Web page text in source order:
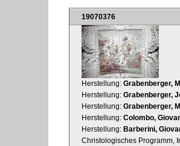
19070376
Herstellung: Grabenberger,
Herstellung: Grabenberger,
Herstellung: Grabenberger,
Herstellung: Colombo,
Herstellung: Barberini,
Christologisches Programm,